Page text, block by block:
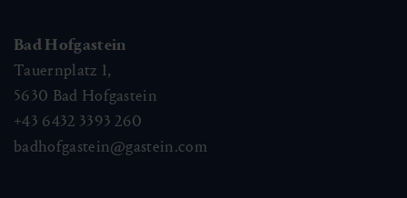
Bad Hofgastein
Tauernplatz 1,
5630 Bad Hofgastein
+43 6432 3393 260
badhofgastein@gastein.com